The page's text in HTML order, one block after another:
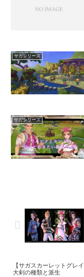
サガシリーズ
サガシリーズ
【サガスカーレットグレ
大剣の種類と派生